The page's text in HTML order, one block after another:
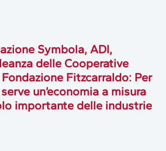
Symbola, ADI,
delle Cooperative
Fitzcarraldo: Per
un’economia a misura
importante delle industrie